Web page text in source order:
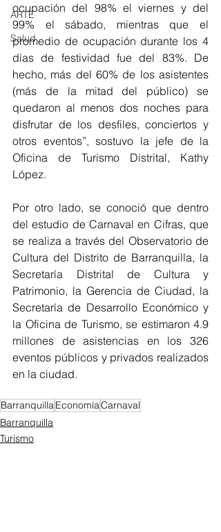
ARTE
Salud
ocupación del 98% el viernes y del
99% el sábado, mientras que el
promedio de ocupación durante los 4
días de festividad fue del 83%. De
hecho, más del 60% de los asistentes
(más de la mitad del público) se
quedaron al menos dos noches para
disfrutar de los desfiles, conciertos y
otros eventos”, sostuvo la jefe de la
Oficina de Turismo Distrital, Kathy
López.
Por otro lado, se conoció que dentro
del estudio de Carnaval en Cifras, que
se realiza a través del Observatorio de
Cultura del Distrito de Barranquilla, la
Secretaría Distrital de Cultura y
Patrimonio, la Gerencia de Ciudad, la
Secretaría de Desarrollo Económico y
la Oficina de Turismo, se estimaron 4.9
millones de asistencias en los 326
eventos públicos y privados realizados
en la ciudad.
BarranquillaEconomíaCarnaval
Barranquilla
Turismo